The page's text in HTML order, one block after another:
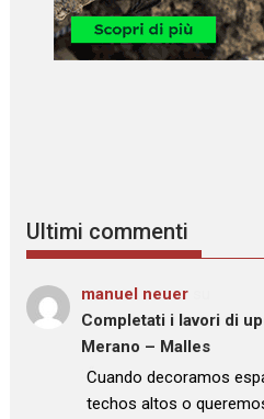
Ultimi commenti
manuel neuer
Completati i lavori di
Merano – Malles
: “
Cuando decoramos
techos altos o